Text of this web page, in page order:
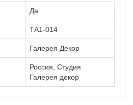
Да
ТА1-014
Галерея Декор
Россия, Студия
Галерея декор